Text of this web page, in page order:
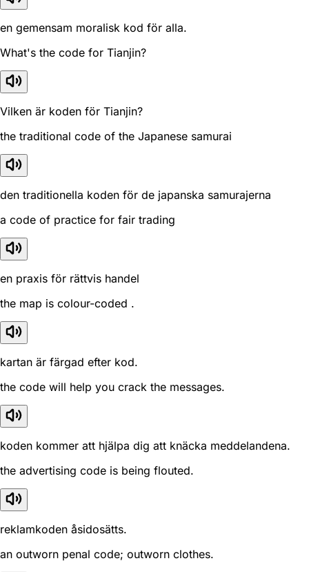
en gemensam moralisk kod för alla.
What's the code for Tianjin?
Vilken är koden för Tianjin?
the traditional code of the Japanese samurai
den traditionella koden för de japanska samurajerna
a code of practice for fair trading
en praxis för rättvis handel
the map is colour-coded .
kartan är färgad efter kod.
the code will help you crack the messages.
koden kommer att hjälpa dig att knäcka meddelandena.
the advertising code is being flouted.
reklamkoden åsidosätts.
an outworn penal code; outworn clothes.